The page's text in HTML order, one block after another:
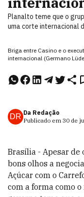
Planalto teme que o
uma corte internacional
Briga entre Casino e o
internacional (Germano
DR Da Redação
Publicado em 30 de
Brasília - Apesar de
bons olhos a
Açúcar com o
com a forma como